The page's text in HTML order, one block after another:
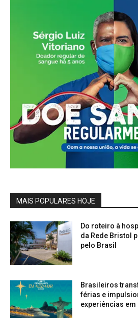
MAIS POPULARES HOJE
Do roteiro à
da Rede Bristol
pelo Brasil
Brasileiros
férias e
experiências